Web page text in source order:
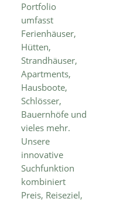
Portfolio
umfasst
Ferienhäuser,
Hütten,
Strandhäuser,
Apartments,
Hausboote,
Schlösser,
Bauernhöfe und
vieles mehr.
Unsere
innovative
Suchfunktion
kombiniert
Preis, Reiseziel,